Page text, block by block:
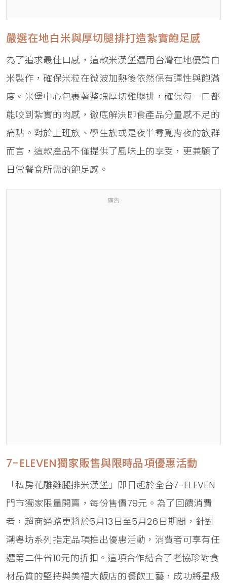
嚴選在地白米與厚切腿排打造紮實飽足感
為了追求最佳口感，這款米漢堡選用台灣在地優質白
米製作，確保米粒在微波加熱後依然保有彈性與飽滿
度。米堡中心包裹著整塊厚切雞腿排，確保每一口都
能咬到紮實的肉感，徹底解決即食產品分量感不足的
痛點。對於上班族、學生族或是夜半尋覓宵夜的族群
而言，這款產品不僅提供了風味上的享受，更兼顧了
日常餐食所需的飽足感。
廣告
7-ELEVEN獨家販售與限時品項優惠活動
「私房花雕雞腿排米漢堡」即日起於全台7-ELEVEN
門市獨家限量開賣，每份售價79元。為了回饋消費
者，超商通路更將於5月13日至5月26日期間，針對
潮粵坊系列指定品項推出優惠活動，消費者可享有任
選第二件省10元的折扣。這項合作結合了老協珍對食
材品質的堅持與美福大飯店的餐飲工藝，成功將星級